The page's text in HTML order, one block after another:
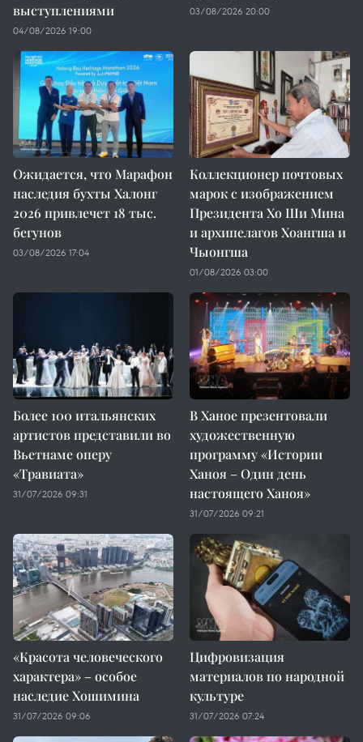
выступлениями
04/08/2026 19:00
03/08/2026 20:00
Ожидается, что Марафон
наследия бухты Халонг
2026 привлечет 18 тыс.
бегунов
03/08/2026 17:04
Коллекционер почтовых
марок с изображением
Президента Хо Ши Мина
и архипелагов Хоангша и
Чыонгша
01/08/2026 03:00
Более 100 итальянских
артистов представили во
Вьетнаме оперу
«Травиата»
31/07/2026 09:31
В Ханое презентовали
художественную
программу «Истории
Ханоя – Один день
настоящего Ханоя»
31/07/2026 09:21
«Красота человеческого
характера» – особое
наследие Хошимина
31/07/2026 09:06
Цифровизация
материалов по народной
культуре
31/07/2026 07:24